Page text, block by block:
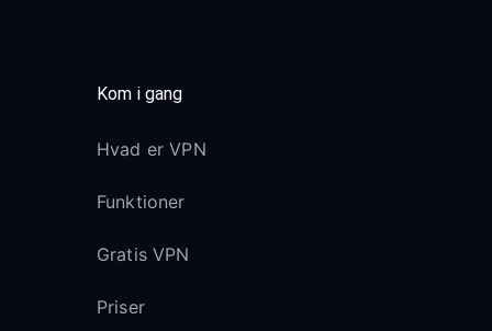
Kom i gang
Hvad er VPN
Funktioner
Gratis VPN
Priser